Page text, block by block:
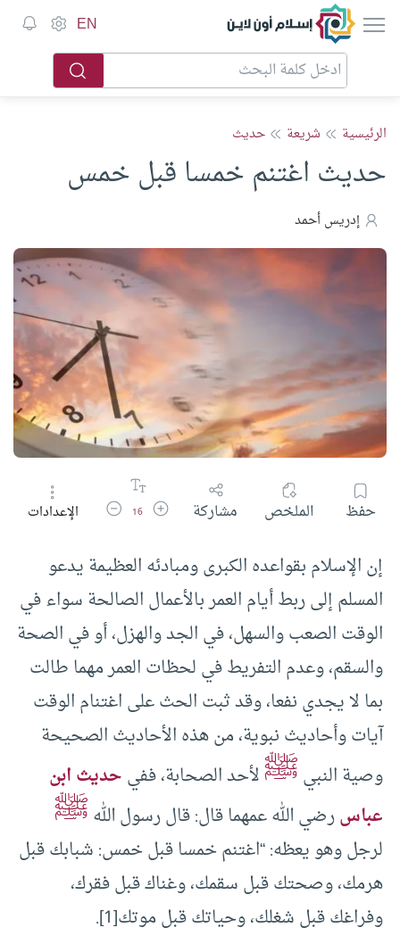
إسلام أون لاين EN
الرئيسية شريعة حديث
حديث اغتنم خمسا قبل خمس
إدريس أحمد
حفظ الملخص مشاركة زيادة حجم الخط
16 تقليل حجم الخط
الإعدادات
إن الإسلام بقواعده الكبرى ومبادئه العظيمة يدعو
المسلم إلى ربط أيام العمر بالأعمال الصالحة سواء في
الوقت الصعب والسهل، في الجد والهزل، أو في الصحة
والسقم، وعدم التفريط في لحظات العمر مهما طالت
بما لا يجدي نفعا، وقد ثبت الحث على اغتنام الوقت
آيات وأحاديث نبوية، من هذه الأحاديث الصحيحة
وصية النبيﷺلأحد الصحابة، ففيحديث ابن
عباسرضي الله عمهما قال: قال رسول اللهﷺ
لرجل وهو يعظه: “اغتنم خمسا قبل خمس: شبابك قبل
هرمك، وصحتك قبل سقمك، وغناك قبل فقرك،
وفراغك قبل شغلك، وحياتك قبل موتك[1].